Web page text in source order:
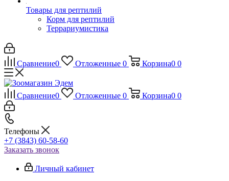
Товары для рептилий
Корм для рептилий
Террариумистика
Сравнение0 Отложенные 0 Корзина0 0
Сравнение0 Отложенные 0 Корзина0 0
Телефоны
+7 (3843) 60-58-60
Заказать звонок
Личный кабинет